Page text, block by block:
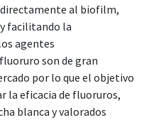
al biofilm,
facilitando la
agentes
son de gran
por lo que el objetivo
la eficacia de fluoruros,
blanca y valorados